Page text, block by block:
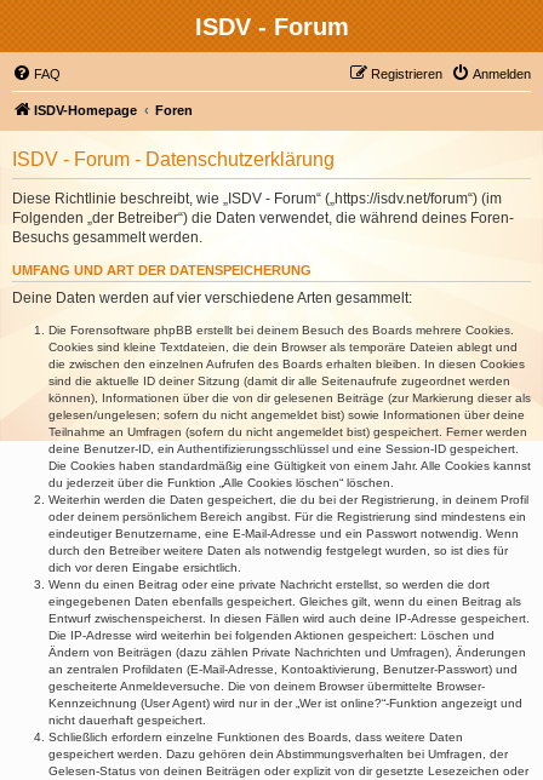
ISDV - Forum
FAQ Anmelden
Registrieren
ISDV-Homepage Foren
ISDV - Forum - Datenschutzerklärung
Diese Richtlinie beschreibt, wie „ISDV - Forum“ („https://isdv.net/forum“) (im
Folgenden „der Betreiber“) die Daten verwendet, die während deines Foren-
Besuchs gesammelt werden.
UMFANG UND ART DER DATENSPEICHERUNG
Deine Daten werden auf vier verschiedene Arten gesammelt:
Die Forensoftware phpBB erstellt bei deinem Besuch des Boards mehrere Cookies.
Cookies sind kleine Textdateien, die dein Browser als temporäre Dateien ablegt und
die zwischen den einzelnen Aufrufen des Boards erhalten bleiben. In diesen Cookies
sind die aktuelle ID deiner Sitzung (damit dir alle Seitenaufrufe zugeordnet werden
können), Informationen über die von dir gelesenen Beiträge (zur Markierung dieser als
gelesen/ungelesen; sofern du nicht angemeldet bist) sowie Informationen über deine
Teilnahme an Umfragen (sofern du nicht angemeldet bist) gespeichert. Ferner werden
deine Benutzer-ID, ein Authentifizierungsschlüssel und eine Session-ID gespeichert.
Die Cookies haben standardmäßig eine Gültigkeit von einem Jahr. Alle Cookies kannst
du jederzeit über die Funktion „Alle Cookies löschen“ löschen.
Weiterhin werden die Daten gespeichert, die du bei der Registrierung, in deinem Profil
oder deinem persönlichem Bereich angibst. Für die Registrierung sind mindestens ein
eindeutiger Benutzername, eine E-Mail-Adresse und ein Passwort notwendig. Wenn
durch den Betreiber weitere Daten als notwendig festgelegt wurden, so ist dies für
dich vor deren Eingabe ersichtlich.
Wenn du einen Beitrag oder eine private Nachricht erstellst, so werden die dort
eingegebenen Daten ebenfalls gespeichert. Gleiches gilt, wenn du einen Beitrag als
Entwurf zwischenspeicherst. In diesen Fällen wird auch deine IP-Adresse gespeichert.
Die IP-Adresse wird weiterhin bei folgenden Aktionen gespeichert: Löschen und
Ändern von Beiträgen (dazu zählen Private Nachrichten und Umfragen), Änderungen
an zentralen Profildaten (E-Mail-Adresse, Kontoaktivierung, Benutzer-Passwort) und
gescheiterte Anmeldeversuche. Die von deinem Browser übermittelte Browser-
Kennzeichnung (User Agent) wird nur in der „Wer ist online?“-Funktion angezeigt und
nicht dauerhaft gespeichert.
Schließlich erfordern einzelne Funktionen des Boards, dass weitere Daten
gespeichert werden. Dazu gehören dein Abstimmungsverhalten bei Umfragen, der
Gelesen-Status von deinen Beiträgen oder explizit von dir gesetzte Lesezeichen oder